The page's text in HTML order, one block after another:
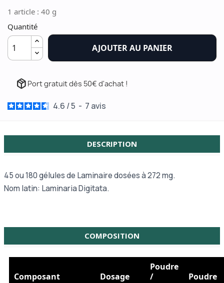
1 article : 40 g
Quantité
AJOUTER AU PANIER
package_2 Port gratuit dès 50€ d'achat !
4.6 /5 - 7 avis
DESCRIPTION
45 ou180 gélules de Laminaire dosées à 272 mg.
Nom latin: Laminaria Digitata.
COMPOSITION
Composant Dosage
Poudre
/
Poudre